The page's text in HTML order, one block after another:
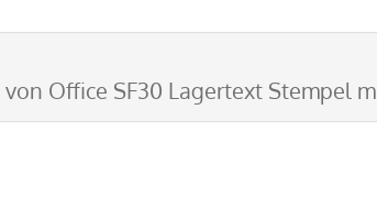
von Office SF30 Lagertext Stempel